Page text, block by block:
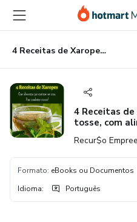
para
conteúdo
principal
para
pagamento
para
rodapé
4 Receitas de Xaropes (Simples, para tosse, com alimentos que temos em casa).
4 Receitas
tosse, com
casa).
Recur$o
Formato: eBooks ou Documentos
Idioma: Português